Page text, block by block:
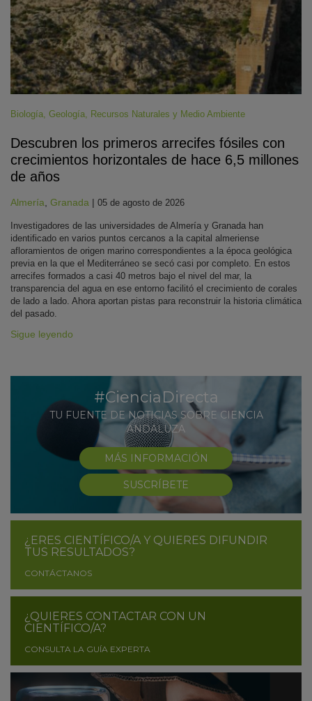
Biología, Geología, Recursos Naturales y Medio Ambiente
Descubren los primeros arrecifes fósiles con
crecimientos horizontales de hace 6,5 millones
de años
Almería, Granada | 05 de agosto de 2026
Investigadores de las universidades de Almería y Granada han
identificado en varios puntos cercanos a la capital almeriense
afloramientos de origen marino correspondientes a la época geológica
previa en la que el Mediterráneo se secó casi por completo. En estos
arrecifes formados a casi 40 metros bajo el nivel del mar, la
transparencia del agua en ese entorno facilitó el crecimiento de corales
de lado a lado. Ahora aportan pistas para reconstruir la historia climática
del pasado.
Sigue leyendo
#CienciaDirecta
TU FUENTE DE NOTICIAS SOBRE CIENCIA
ANDALUZA
MÁS INFORMACIÓN
SUSCRÍBETE
¿ERES CIENTÍFICO/A Y QUIERES DIFUNDIR
TUS RESULTADOS?
CONTÁCTANOS
¿QUIERES CONTACTAR CON UN
CIENTÍFICO/A?
CONSULTA LA GUÍA EXPERTA